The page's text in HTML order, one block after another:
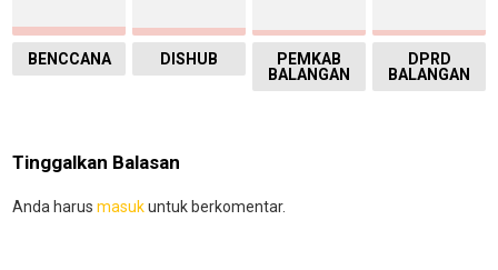
BENCCANA DISHUB
PEMKAB
BALANGAN
DPRD
BALANGAN
Tinggalkan Balasan
Anda harus masukuntuk berkomentar.